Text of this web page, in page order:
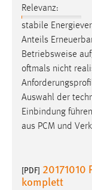
Relevanz:
stabile
Anteils
Betriebsweise
oftmals nicht
Auswahl der
Einbindung
aus PCM und
[PDF] 20171010
komplett